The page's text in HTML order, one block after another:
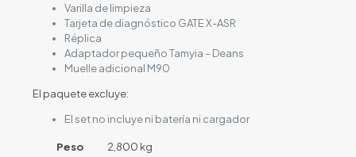
Varilla de limpieza
Tarjeta de diagnóstico GATE X-ASR
Réplica
Adaptador pequeño Tamyia – Deans
Muelle adicional M90
El paquete excluye:
El set no incluye ni batería ni cargador
Peso
2,800 kg